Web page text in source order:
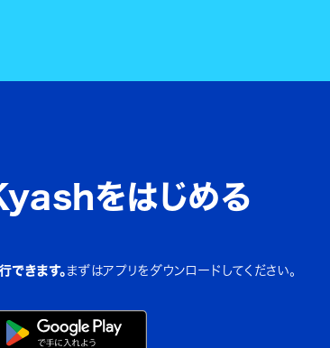
をはじめる
きます。 まずはアプリをダウンロードしてください。